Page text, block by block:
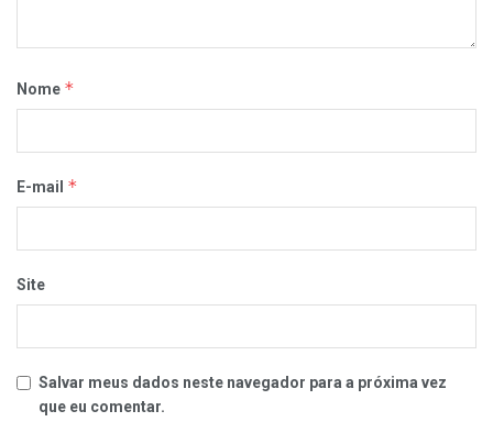
Nome *
E-mail *
Site
Salvar meus dados neste navegador para a próxima vez
que eu comentar.